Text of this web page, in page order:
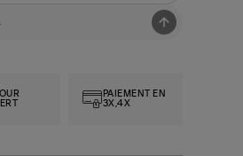
PAIEMENT EN
3X,4X